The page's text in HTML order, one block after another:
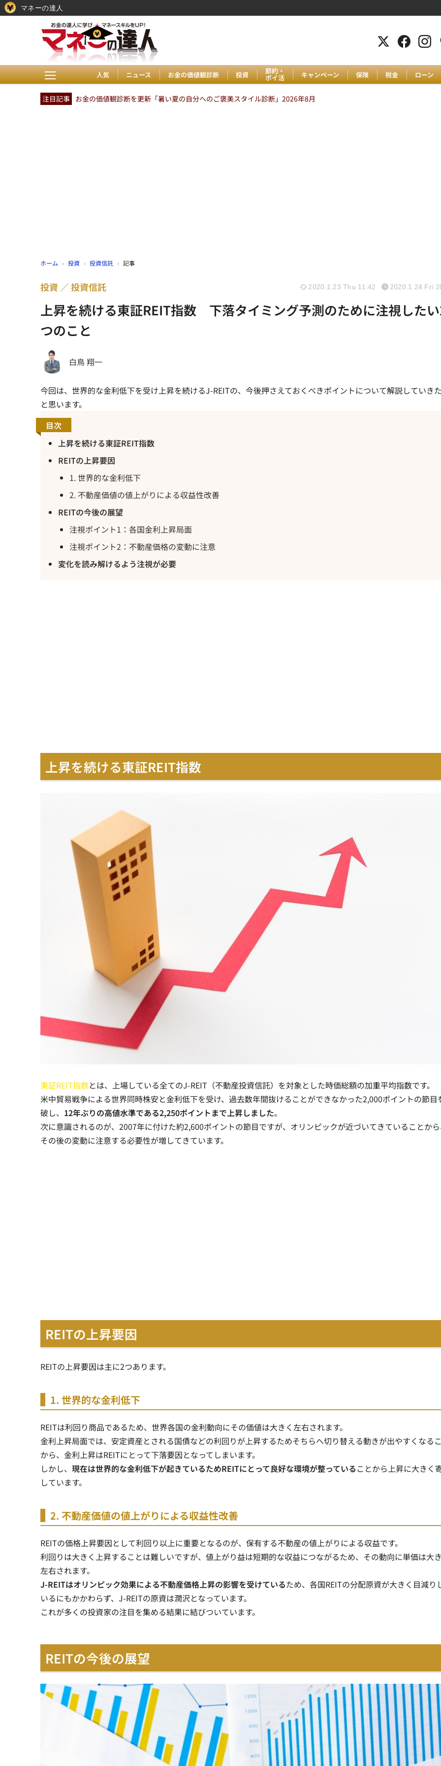
人気 ニュース お金の価値観診断 投資 節約・
ポイ活 キャンペーン 保険 税金 ローン
注目記事 お金の価値観診断を更新「暑い夏の自分へのご褒美スタイル診断」2026年8月
ホーム › 投資 › 投資信託 › 記事
上昇を続ける東証REIT指数 下落タイミング予測のために注視した
つのこと
投資 投資信託 2020.1.23 Thu 11:42 2020.1.24 Fri
白鳥 翔一
今回は、世界的な金利低下を受け上昇を続けるJ-REITの、今後押さえておくべきポイントについて解説していき
と思います。
目次
上昇を続ける東証REIT指数
REITの上昇要因
1. 世界的な金利低下
2. 不動産価値の値上がりによる収益性改善
REITの今後の展望
注視ポイント1：各国金利上昇局面
注視ポイント2：不動産価格の変動に注意
変化を読み解けるよう注視が必要
上昇を続ける東証REIT指数
東証REIT指数とは、 上場している全てのJ-REIT（不動産投資信託）を対象とした時価総額の加重平均指数です。
米中貿易戦争による世界同時株安と金利低下を受け、過去数年間抜けることができなかった2,000ポイントの節目
破し、 12年ぶりの高値水準である2,250ポイントまで上昇しました。
次に意識されるのが、2007年に付けた約2,600ポイントの節目ですが、オリンピックが近づいてきていることか
その後の変動に注意する必要性が増してきています。
REITの上昇要因
REITの上昇要因は主に2つあります。
1. 世界的な金利低下
REITは利回り商品であるため、 世界各国の金利動向にその価値は大きく左右されます。
金利上昇局面では、安定資産とされる国債などの利回りが上昇するためそちらへ切り替える動きが出やすくなる
から、金利上昇はREITにとって下落要因となってしまいます。
しかし、 現在は世界的な金利低下が起きているためREITにとって良好な環境が整っていることから上昇に大きく
しています。
2. 不動産価値の値上がりによる収益性改善
REITの価格上昇要因として利回り以上に重要となるのが、 保有する不動産の値上がりによる収益です。
利回りは大きく上昇することは難しいですが、値上がり益は短期的な収益につながるため、その動向に単価は大
左右されます。
J-REITはオリンピック効果による不動産価格上昇の影響を受けているため、各国REITの分配原資が大きく目減り
いるにもかかわらず、J-REITの原資は潤沢となっています。
これが多くの投資家の注目を集める結果に結びついています。
REITの今後の展望
マネーの達人